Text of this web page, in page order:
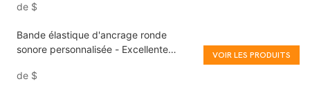
de $
Bande élastique d'ancrage ronde
sonore personnalisée - Excellente
de $
VOIR LES PRODUITS